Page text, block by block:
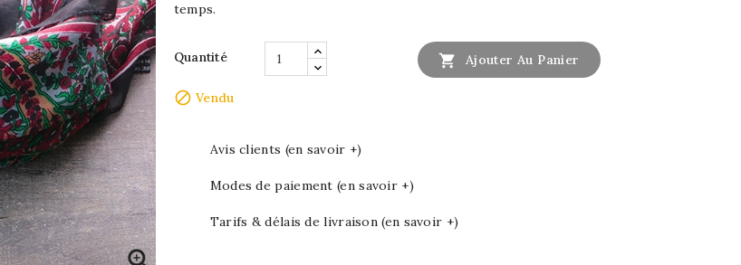
temps.
Quantité  Ajouter Au Panier
 Vendu
Avis clients (en savoir +)
Modes de paiement (en savoir +)
Tarifs & délais de livraison (en savoir +)